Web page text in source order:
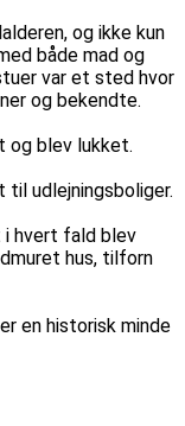
og ikke kun
både mad og
var et sted hvor
og bekendte.
og blev lukket.
udlejningsboliger.
i hvert fald blev
hus, tilforn
en historisk minde